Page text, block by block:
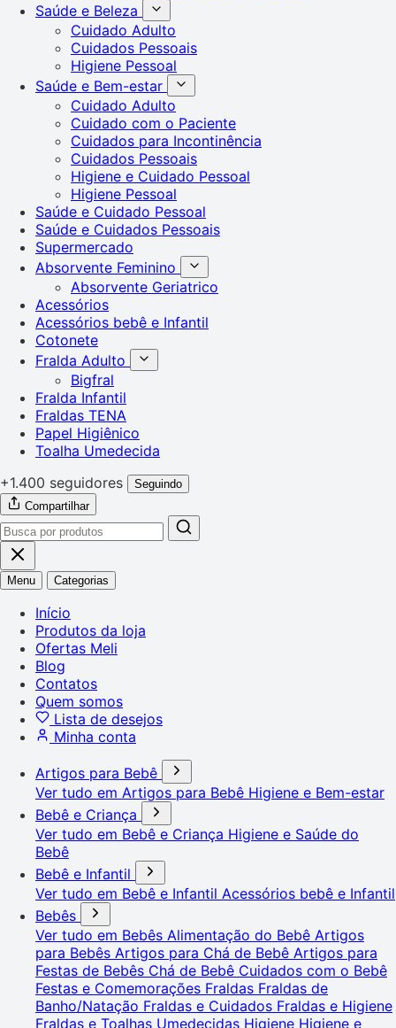
Saúde e Beleza
Cuidado Adulto
Cuidados Pessoais
Higiene Pessoal
Saúde e Bem-estar
Cuidado Adulto
Cuidado com o Paciente
Cuidados para Incontinência
Cuidados Pessoais
Higiene e Cuidado Pessoal
Higiene Pessoal
Saúde e Cuidado Pessoal
Saúde e Cuidados Pessoais
Supermercado
Absorvente Feminino
Absorvente Geriatrico
Acessórios
Acessórios bebê e Infantil
Cotonete
Fralda Adulto
Bigfral
Fralda Infantil
Fraldas TENA
Papel Higiênico
Toalha Umedecida
+1.400 seguidores
Seguindo
Compartilhar
Menu Categorias
Início
Produtos da loja
Ofertas Meli
Blog
Contatos
Quem somos
Lista de desejos
Minha conta
Artigos para Bebê
Ver tudo em Artigos para Bebê Higiene e Bem-estar
Bebê e Criança
Ver tudo em Bebê e Criança Higiene e Saúde do
Bebê
Bebê e Infantil
Ver tudo em Bebê e Infantil Acessórios bebê e Infantil
Bebês
Ver tudo em Bebês Alimentação do Bebê Artigos
para Bebês Artigos para Chá de Bebê Artigos para
Festas de Bebês Chá de Bebê Cuidados com o Bebê
Festas e Comemorações Fraldas Fraldas de
Banho/Natação Fraldas e Cuidados Fraldas e Higiene
Fraldas e Toalhas Umedecidas Higiene Higiene e